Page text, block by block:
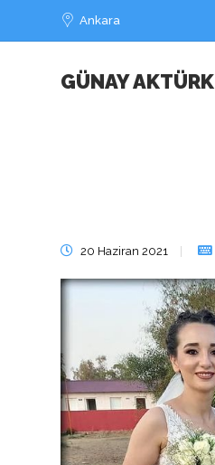
Ankara
GÜNAY AKTÜRK
20 Haziran 2021